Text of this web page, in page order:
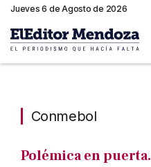
Jueves 6 de Agosto de 2026
Conmebol
Polémica en puerta.